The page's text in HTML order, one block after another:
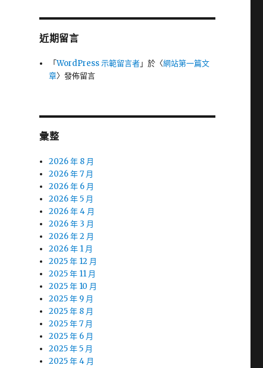
近期留言
「WordPress 示範留言者」於〈網站第一篇文
章〉發佈留言
彙整
2026 年 8 月
2026 年 7 月
2026 年 6 月
2026 年 5 月
2026 年 4 月
2026 年 3 月
2026 年 2 月
2026 年 1 月
2025 年 12 月
2025 年 11 月
2025 年 10 月
2025 年 9 月
2025 年 8 月
2025 年 7 月
2025 年 6 月
2025 年 5 月
2025 年 4 月